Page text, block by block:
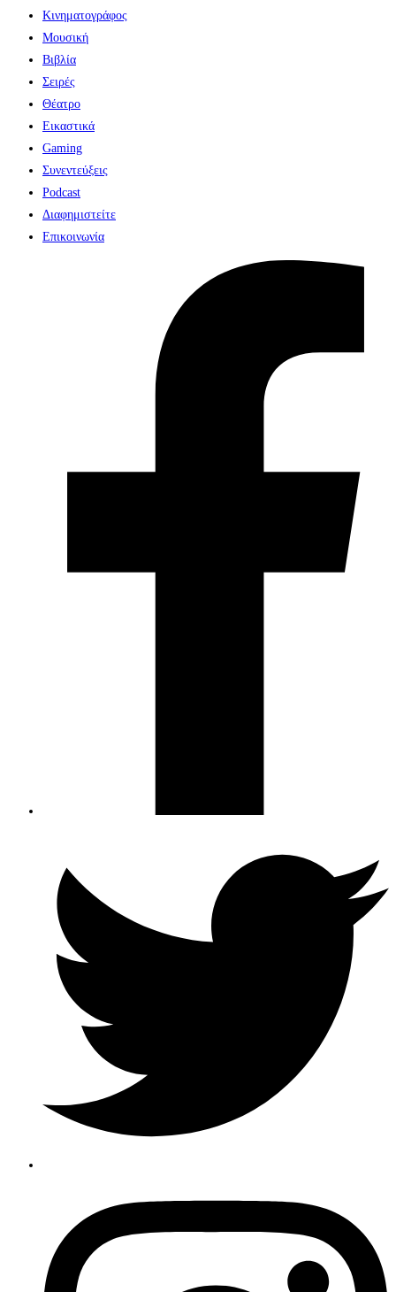
Κινηματογράφος
Μουσική
Βιβλία
Σειρές
Θέατρο
Εικαστικά
Gaming
Συνεντεύξεις
Podcast
Διαφημιστείτε
Επικοινωνία